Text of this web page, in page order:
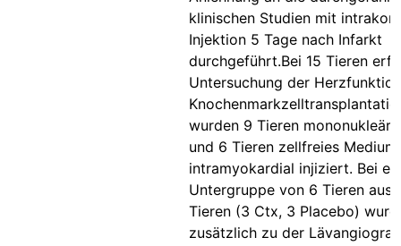
klinischen Studien mit
Injektion 5 Tage nach Infarkt
durchgeführt.Bei 15 Tieren
Untersuchung der
wurden 9 Tieren
und 6 Tieren zellfreies Medium
intramyokardial injiziert. Bei
Untergruppe von 6 Tieren aus
Tieren (3 Ctx, 3 Placebo)
zusätzlich zu der